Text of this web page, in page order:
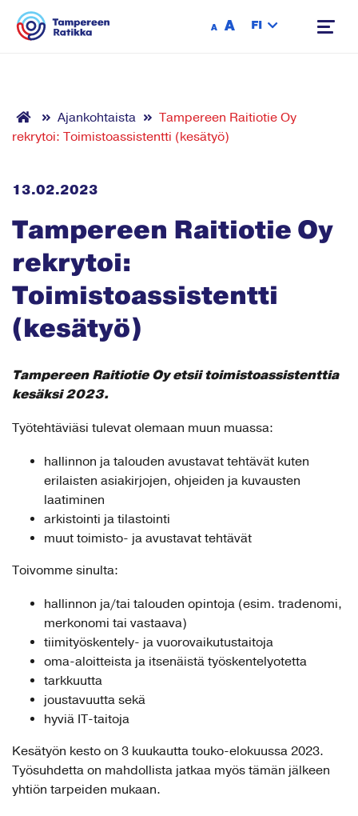
A A FI
Ajankohtaista
Tampereen Raitiotie Oy
rekrytoi: Toimistoassistentti (kesätyö)
13.02.2023
Tampereen Raitiotie Oy
rekrytoi:
Toimistoassistentti
(kesätyö)
Tampereen Raitiotie Oy etsii toimistoassistenttia
kesäksi 2023.
Työtehtäviäsi tulevat olemaan muun muassa:
hallinnon ja talouden avustavat tehtävät kuten
erilaisten asiakirjojen, ohjeiden ja kuvausten
laatiminen
arkistointi ja tilastointi
muut toimisto- ja avustavat tehtävät
Toivomme sinulta:
hallinnon ja/tai talouden opintoja (esim. tradenomi,
merkonomi tai vastaava)
tiimityöskentely- ja vuorovaikutustaitoja
oma-aloitteista ja itsenäistä työskentelyotetta
tarkkuutta
joustavuutta sekä
hyviä IT-taitoja
Kesätyön kesto on 3 kuukautta touko-elokuussa 2023.
Työsuhdetta on mahdollista jatkaa myös tämän jälkeen
yhtiön tarpeiden mukaan.